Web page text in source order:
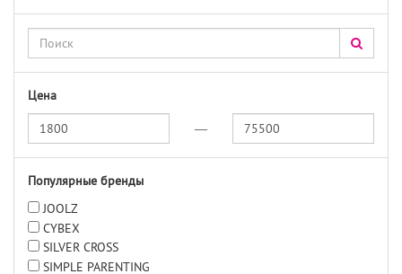
Цена
—
Популярные бренды
JOOLZ
CYBEX
SILVER CROSS
SIMPLE PARENTING